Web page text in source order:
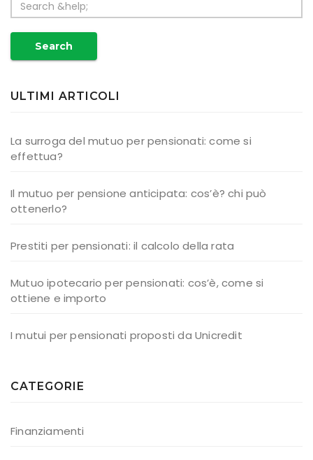
Search
ULTIMI ARTICOLI
La surroga del mutuo per pensionati: come si
effettua?
Il mutuo per pensione anticipata: cos’è? chi può
ottenerlo?
Prestiti per pensionati: il calcolo della rata
Mutuo ipotecario per pensionati: cos’è, come si
ottiene e importo
I mutui per pensionati proposti da Unicredit
CATEGORIE
Finanziamenti